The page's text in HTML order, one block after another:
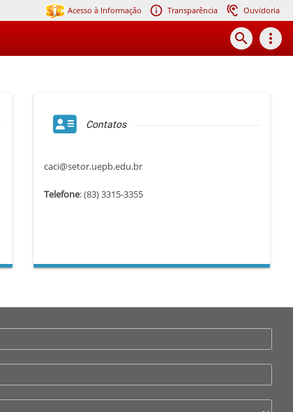
Acesso à Informação Transparência Ouvidoria
search more_vert
Contatos
caci@setor.uepb.edu.br
Telefone: (83) 3315-3355